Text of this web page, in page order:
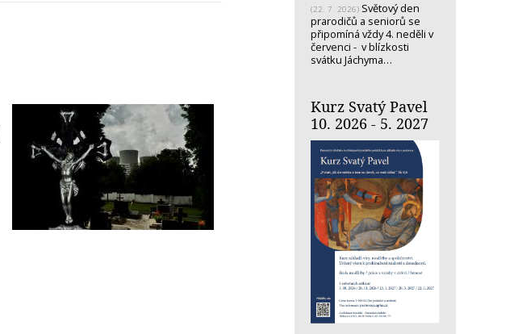
(22. 7. 2026) Světový den
prarodičů a seniorů se
připomíná vždy 4. neděli v
červenci - v blízkosti
svátku Jáchyma…
Kurz Svatý Pavel
10. 2026 - 5. 2027